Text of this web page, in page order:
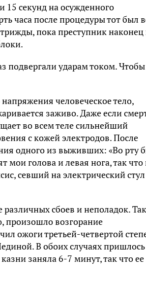
15 секунд на осужденного
часа после процедуры тот был
пока преступник наконец
подвергали ударам током. Чтобы
человеческое тело,
заживо. Даже если
во всем теле сильнейший
с кожей электродов. После
одного из выживших: «Во рту
мои голова и левая нога, так что
севший на электрический
сбоев и неполадок.
произошло возгорание
ожоги третьей-четвертой
В обоих случаях пришлось
заняла 6-7 минут, так что ее